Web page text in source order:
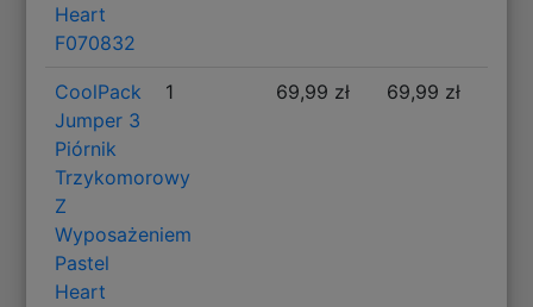
Heart
F070832
CoolPack
Jumper 3
Piórnik
Trzykomorowy
Z
Wyposażeniem
Pastel
Heart
1 69,99 zł 69,99 zł